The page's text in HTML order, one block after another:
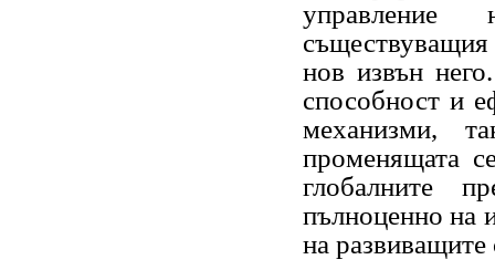
управление
съществуващия
нов извън
способност и
механизми,
променящата
глобалните
пълноценно на
на развиващите